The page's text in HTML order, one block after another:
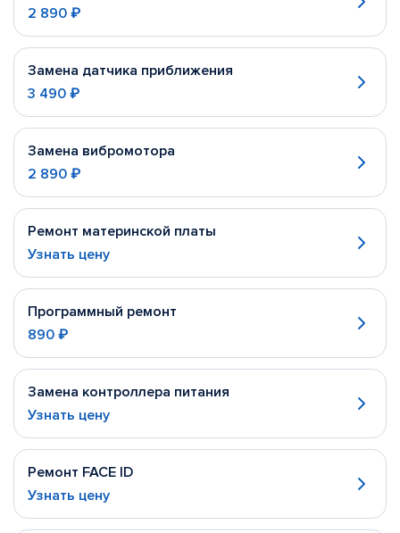
2 890 ₽
Замена датчика приближения
3 490 ₽
Замена вибромотора
2 890 ₽
Ремонт материнской платы
Узнать цену
Программный ремонт
890 ₽
Замена контроллера питания
Узнать цену
Ремонт FACE ID
Узнать цену